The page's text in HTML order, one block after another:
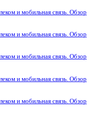
и мобильная связь. Обзор
и мобильная связь. Обзор
и мобильная связь. Обзор
и мобильная связь. Обзор
и мобильная связь. Обзор